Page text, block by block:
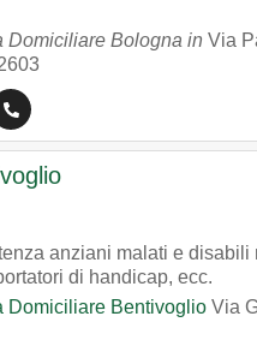
Domiciliare Bologna in Via
anziani malati e
di handicap, ecc.
Domiciliare Bentivoglio Via